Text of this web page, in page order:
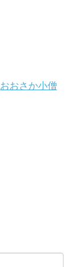
おおさか小僧